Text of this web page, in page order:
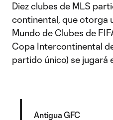
Diez clubes de MLS
continental, que otorga
Mundo de Clubes de
Copa Intercontinental
partido único) se jugará
Antigua GFC